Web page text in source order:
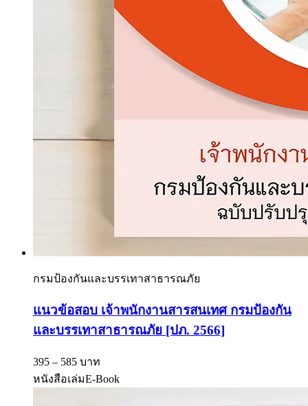
กรมป้องกันและบรรเทาสาธารณภัย
แนวข้อสอบ เจ้าพนักงานสารสนเทศ กรมป้องกัน
และบรรเทาสาธารณภัย [ปภ. 2566]
395 – 585 บาท
หนังสือเล่มE-Book